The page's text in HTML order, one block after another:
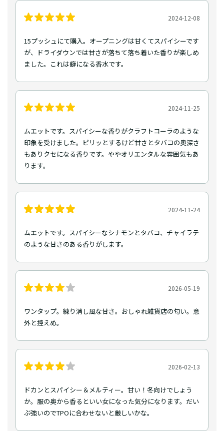
2024-12-08
15プッシュにて購入。オープニングは甘くてスパイシーです
が、ドライダウンでは甘さが落ちて落ち着いた香りが楽しめ
ました。これは癖になる香水です。
2024-11-25
ムエットです。スパイシーな香りがクラフトコーラのような
印象を受けました。ピリッとするけど甘さとタバコの奥深さ
もありクセになる香りです。ややオリエンタルな雰囲気もあ
ります。
2024-11-24
ムエットです。スパイシーなシナモンとタバコ、チャイラテ
のような甘さのある香りがします。
2026-05-19
ワンタップ。練り消し風な甘さ。おしゃれ雑貨店の匂い。意
外と控えめ。
2026-02-13
ドカンとスパイシー＆メルティー。甘い！冬向けでしょう
か。服の奥から香るといい女になった気分になります。だい
ぶ強いのでTPOに合わせないと厳しいかな。